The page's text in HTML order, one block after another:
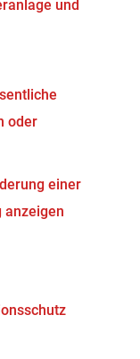
und
oder
einer
anzeigen